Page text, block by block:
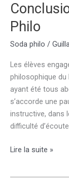
l’Amour
Philo
Soda philo /
Les élèves
philosophique du
ayant été tous
s’accorde une
instructive, dans
difficulté
Conclusion
Lire la suite »